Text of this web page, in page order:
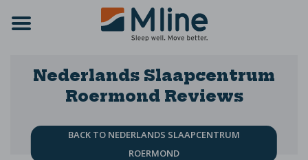
Nederlands Slaapcentrum
Roermond Reviews
Geen Reviews
BACK TO NEDERLANDS SLAAPCENTRUM
ROERMOND